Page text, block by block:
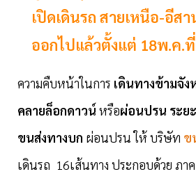
เปิดเดินรถ สายเหนือ-อีส
ออกไปแล้วตั้งแต่ 18พ.ค.
ความคืบหน้าในการ เดินทางข้ามจัง
คลายล็อกดาวน์ หรือผ่อนปรน ระย
ขนส่งทางบก ผ่อนปรน ให้ บริษัท ข
เดินรถ 16เส้นทาง ประกอบด้วย ภา